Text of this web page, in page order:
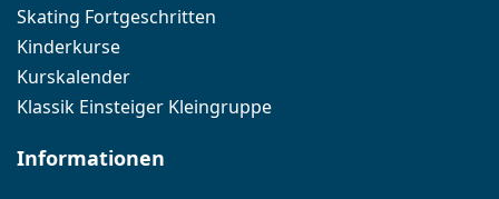
Skating Fortgeschritten
Kinderkurse
Kurskalender
Klassik Einsteiger Kleingruppe
Informationen